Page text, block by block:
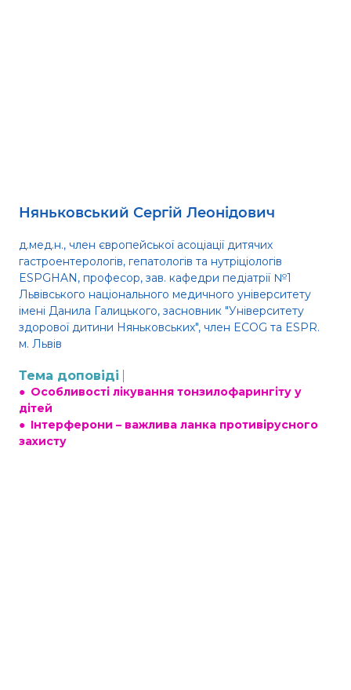
Няньковський Сергій Леонідович
д.мед.н., член європейської асоціації дитячих
гастроентерологів, гепатологів та нутріціологів
ESPGHAN, професор, зав. кафедри педіатрії №1
Львівського національного медичного університету
імені Данила Галицького, засновник "Університету
здорової дитини Няньковських", член ECOG та ESPR.
м. Львів
Тема доповіді
● Особливості лікування тонзилофарингіту у
дітей
● Інтерферони – важлива ланка противірусного
захисту